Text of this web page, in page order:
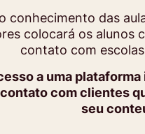
conhecimento das
colocará os alunos
contato com
a uma
com clientes
seu